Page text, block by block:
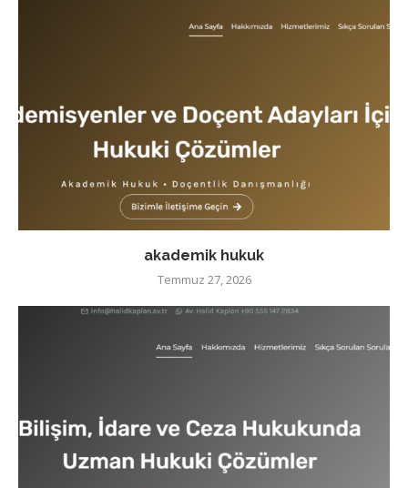
akademik hukuk
Temmuz 27, 2026